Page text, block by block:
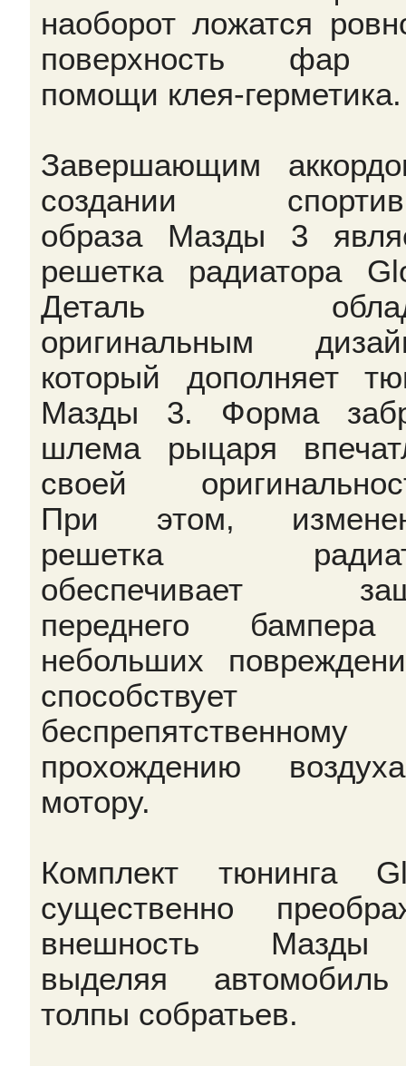
наоборот ложатся
поверхность фар
помощи клея-герметика.
Завершающим
создании
образа Мазды 3
решетка радиатора
Деталь
оригинальным
который дополняет
Мазды 3. Форма
шлема рыцаря
своей
При этом,
решетка
обеспечивает
переднего
небольших
способствует
беспрепятственному
прохождению
мотору.
Комплект тюнинга
существенно
внешность
выделяя
толпы собратьев.